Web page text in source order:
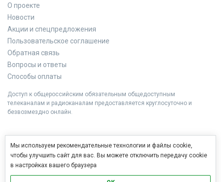
О проекте
Новости
Акции и спецпредложения
Пользовательское соглашение
Обратная связь
Вопросы и ответы
Способы оплаты
Доступ к общероссийским обязательным общедоступным
телеканалам и радиоканалам предоставляется круглосуточно и
безвозмездно онлайн.
Мы используем рекомендательные технологии и файлы cookie,
чтобы улучшить сайт для вас. Вы можете отключить передачу cookie
в настройках вашего браузера